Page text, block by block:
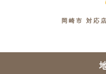
岡崎市 対応